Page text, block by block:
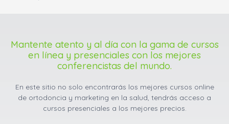
Mantente atento y al día con la gama de cursos
en línea y presenciales con los mejores
conferencistas del mundo.
En este sitio no solo encontrarás los mejores cursos online
de ortodoncia y marketing en la salud, tendrás acceso a
cursos presenciales a los mejores precios.